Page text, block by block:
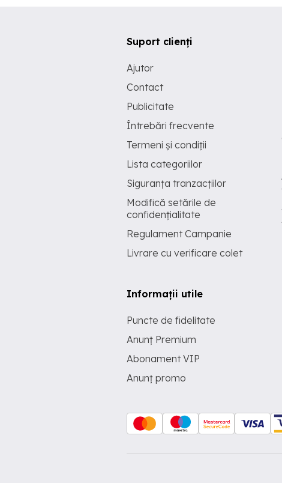
Suport clienți
Ajutor
Contact
Publicitate
Întrebări frecvente
Termeni și condiții
Lista categoriilor
Siguranța tranzacțiilor
Modifică setările de
confidențialitate
Regulament Campanie
Livrare cu verificare colet
Informații utile
Puncte de fidelitate
Anunț Premium
Abonament VIP
Anunț promo